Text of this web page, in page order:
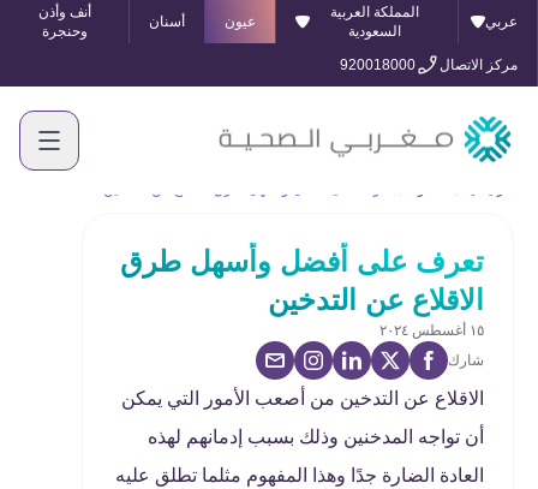
عربي
المملكة العربية
السعودية
عيون أسنان
أنف وأذن
وحنجرة
مركز الاتصال
920018000
تعرف على أفضل وأسهل طرق
الاقلاع عن التدخين
١٥ أغسطس ٢٠٢٤
شارك
الاقلاع عن التدخين من أصعب الأمور التي يمكن
أن تواجه المدخنين وذلك بسبب إدمانهم لهذه
العادة الضارة جدًا وهذا المفهوم مثلما تطلق عليه